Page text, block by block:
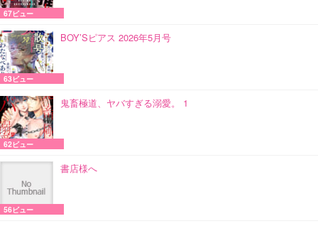
67ビュー
BOY’Sピアス 2026年5月号
63ビュー
鬼畜極道、ヤバすぎる溺愛。 1
62ビュー
書店様へ
56ビュー